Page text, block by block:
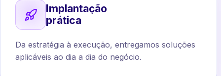
Implantação
prática
Da estratégia à execução, entregamos soluções
aplicáveis ao dia a dia do negócio.